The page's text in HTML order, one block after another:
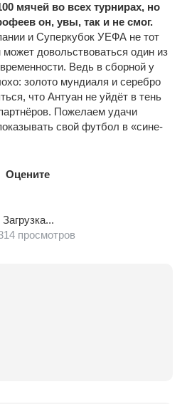
мячей во всех турнирах, но
он, увы, так и не смог.
и Суперкубок УЕФА не тот
довольствоваться один из
Ведь в сборной у
золото мундиаля и серебро
что Антуан не уйдёт в тень
Пожелаем удачи
свой футбол в «сине-
Оцените
Загрузка...
просмотров